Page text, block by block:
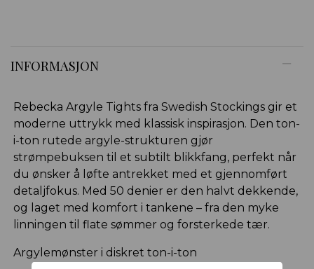
INFORMASJON
Rebecka Argyle Tights fra Swedish Stockings gir et
moderne uttrykk med klassisk inspirasjon. Den ton-
i-ton rutede argyle-strukturen gjør
strømpebuksen til et subtilt blikkfang, perfekt når
du ønsker å løfte antrekket med et gjennomført
detaljfokus. Med 50 denier er den halvt dekkende,
og laget med komfort i tankene – fra den myke
linningen til flate sømmer og forsterkede tær.
Argylemønster i diskret ton-i-ton